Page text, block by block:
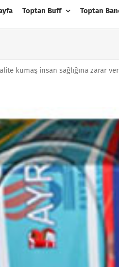
Toptan Buff Toptan
kumaş insan sağlığına zarar